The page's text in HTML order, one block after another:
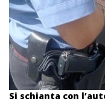
Si schianta con